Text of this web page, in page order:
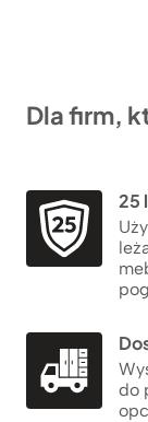
Dla firm,
25
do